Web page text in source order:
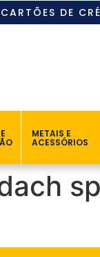
DE
METAIS E
ACESSÓRIOS